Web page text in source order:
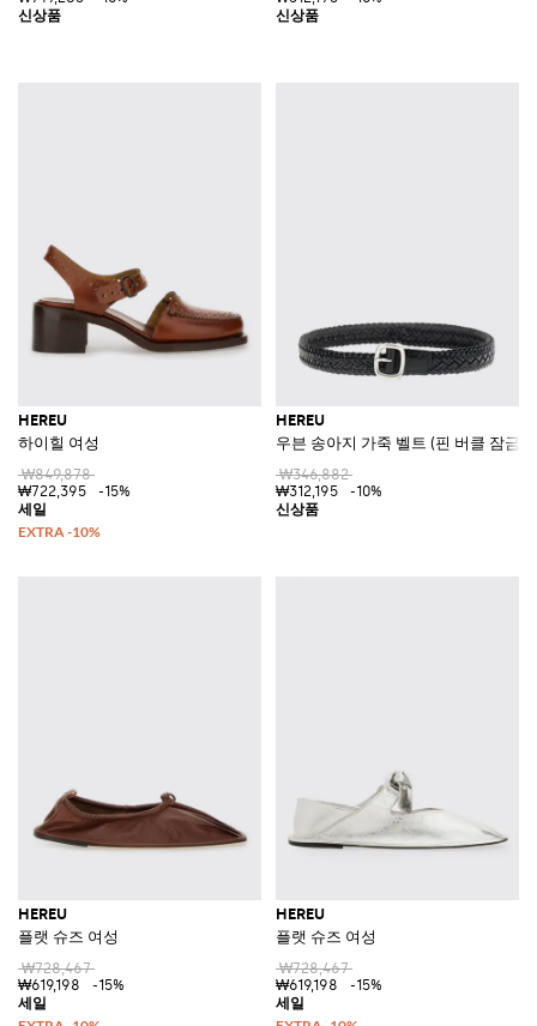
HEREU
하이힐 여성
₩849,878
₩722,395
-15%
HEREU
우븐 송아지 가죽 벨트 (핀 버클 잠금)
₩346,882
₩312,195
-10%
HEREU
플랫 슈즈 여성
₩728,467
₩619,198
-15%
HEREU
플랫 슈즈 여성
₩728,467
₩619,198
-15%